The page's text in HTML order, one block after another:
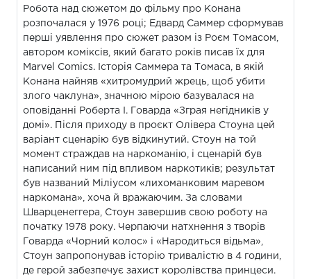
Робота над сюжетом до фільму про Конана
розпочалася у 1976 році; Едвард Саммер сформував
перші уявлення про сюжет разом із Роєм Томасом,
автором коміксів, який багато років писав їх для
Marvel Comics. Історія Саммера та Томаса, в якій
Конана найняв «хитромудрий жрець, щоб убити
злого чаклуна», значною мірою базувалася на
оповіданні Роберта І. Говарда «Зграя негідників у
домі». Після приходу в проєкт Олівера Стоуна цей
варіант сценарію був відкинутий. Стоун на той
момент страждав на наркоманію, і сценарій був
написаний ним під впливом наркотиків; результат
був названий Міліусом «лихоманковим маревом
наркомана», хоча й вражаючим. За словами
Шварценеггера, Стоун завершив свою роботу на
початку 1978 року. Черпаючи натхнення з творів
Говарда «Чорний колос» і «Народиться відьма»,
Стоун запропонував історію тривалістю в 4 години,
де герой забезпечує захист королівства принцеси.